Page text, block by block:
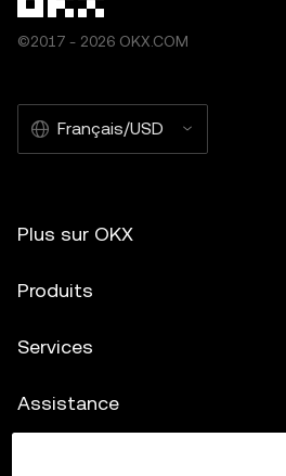
©2017 - 2026 OKX.COM
Français/USD
Plus sur OKX
Produits
Services
Assistance